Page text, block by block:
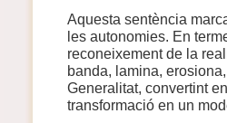
Aquesta sentència
les autonomies. En
reconeixement de la
banda, lamina,
Generalitat, convertint
transformació en un